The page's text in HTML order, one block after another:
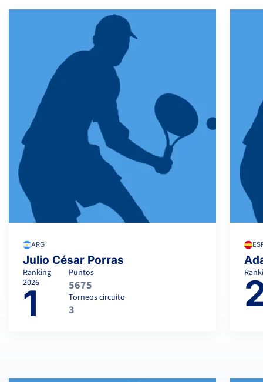
ARG
Julio César Porras
Ranking
2026
1
Puntos
5675
Torneos circuito
3